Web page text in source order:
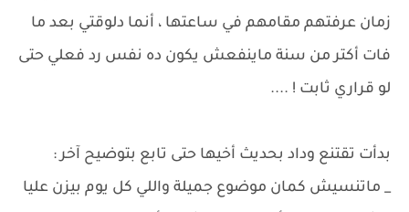
زمان عرفتهم مقامهم في ساعتها ، أنما دلوقتي بعد ما
فات أكتر من سنة ماينفعش يكون ده نفس رد فعلي حتى
لو قراري ثابت ! ....
بدأت تقتنع وداد بحديث أخيها حتى تابع بتوضيح آخر :
_ ماتنسيش كمان موضوع جميلة واللي كل يوم بيزن عليا